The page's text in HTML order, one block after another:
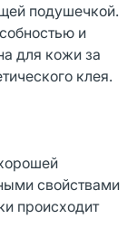
подушечкой.
и
для кожи за
клея.
свойствами
происходит